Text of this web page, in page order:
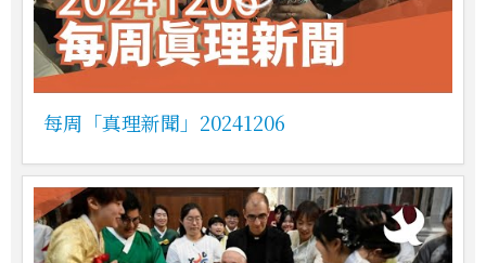
每周「真理新聞」20241206